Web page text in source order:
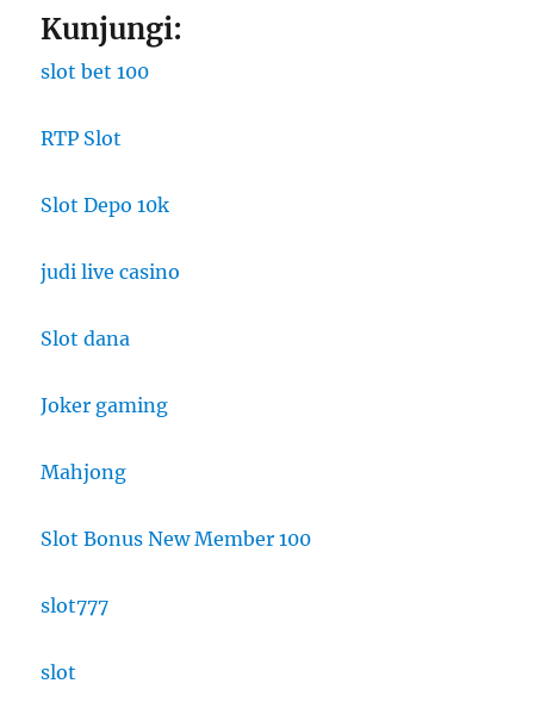
Kunjungi:
slot bet 100
RTP Slot
Slot Depo 10k
judi live casino
Slot dana
Joker gaming
Mahjong
Slot Bonus New Member 100
slot777
slot